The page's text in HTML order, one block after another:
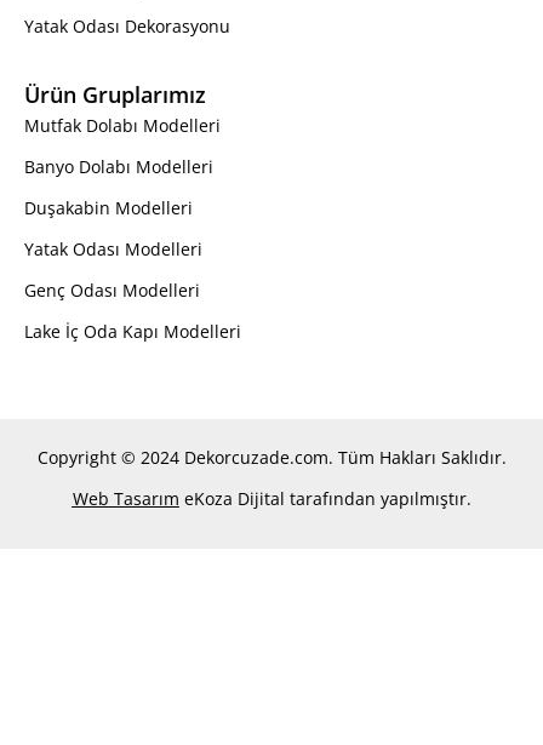
Yatak Odası Dekorasyonu
Ürün Gruplarımız
Mutfak Dolabı Modelleri
Banyo Dolabı Modelleri
Duşakabin Modelleri
Yatak Odası Modelleri
Genç Odası Modelleri
Lake İç Oda Kapı Modelleri
Copyright © 2024 Dekorcuzade.com. Tüm Hakları Saklıdır.
Web Tasarım eKoza Dijital tarafından yapılmıştır.